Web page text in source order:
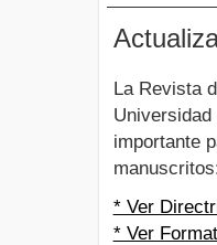
La Revista
importante
* Ver
* Ver